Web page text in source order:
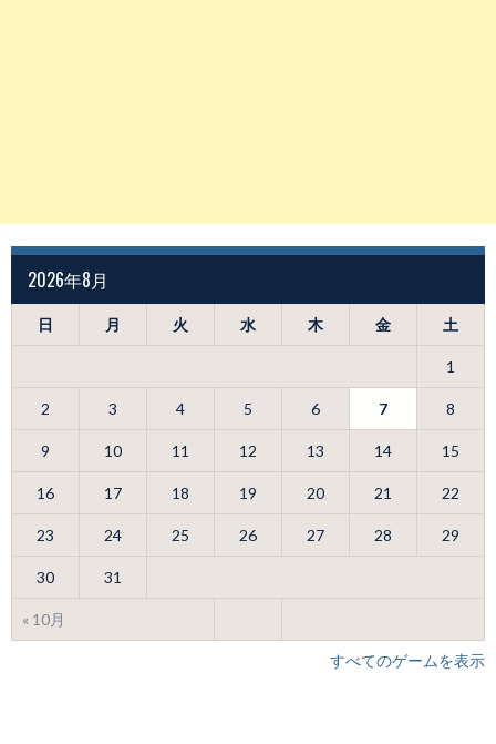
2026年8月
日 月 火 水 木 金 土
« 10月
1
2 3 4 5 6 7 8
9 10 11 12 13 14 15
16 17 18 19 20 21 22
23 24 25 26 27 28 29
30 31
すべてのゲームを表示